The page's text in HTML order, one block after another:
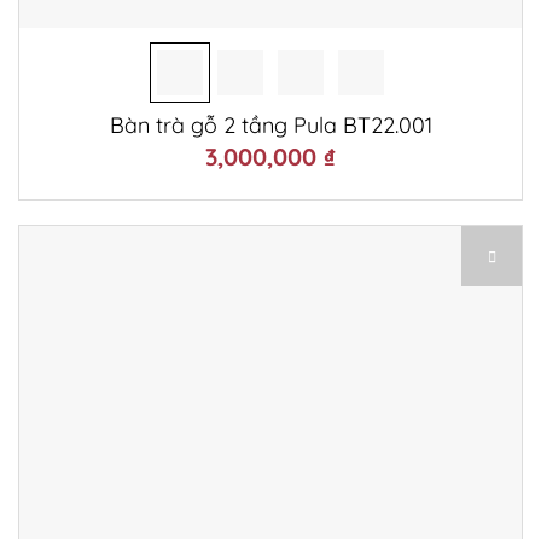
Bàn trà gỗ 2 tầng Pula BT22.001
3,000,000 ₫